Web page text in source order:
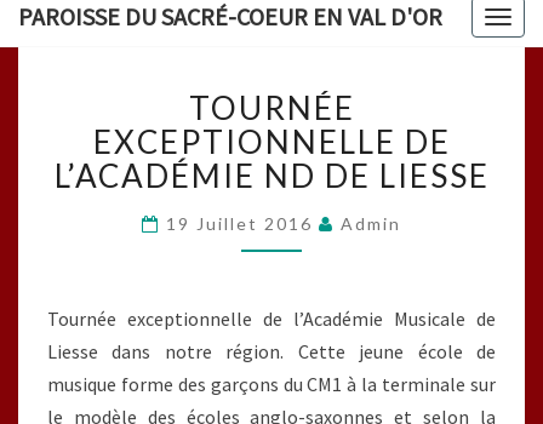
PAROISSE DU SACRÉ-COEUR EN VAL D'OR
EXCEPTIONNELLE
DE
L’ACADÉMIE
ND
DE
LIESSE
TOURNÉE
EXCEPTIONNELLE DE
L’ACADÉMIE ND DE LIESSE
19 Juillet 2016 Admin
Tournée exceptionnelle de l’Académie Musicale de
Liesse dans notre région. Cette jeune école de
musique forme des garçons du CM1 à la terminale sur
le modèle des écoles anglo-saxonnes et selon la